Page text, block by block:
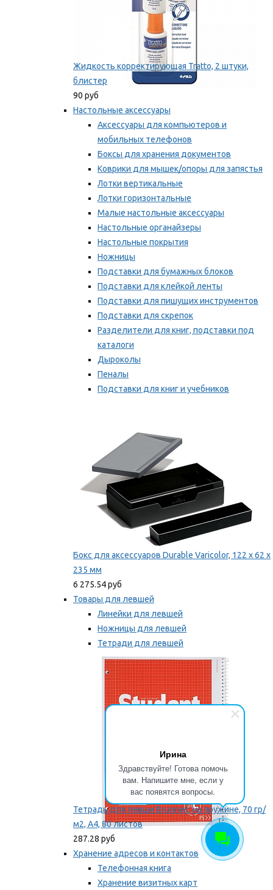
Ирина
Здравствуйте! Готова помочь
вам. Напишите мне, если у
вас появятся вопросы.
Жидкость корректирующая Tratto, 2 штуки,
блистер
90 руб
Настольные аксессуары
Аксессуары для компьютеров и
мобильных телефонов
Боксы для хранения документов
Коврики для мышек/опоры для запястья
Лотки вертикальные
Лотки горизонтальные
Малые настольные аксессуары
Настольные органайзеры
Настольные покрытия
Ножницы
Подставки для бумажных блоков
Подставки для клейкой ленты
Подставки для пишущих инструментов
Подставки для скрепок
Разделители для книг, подставки под
каталоги
Дыроколы
Пеналы
Подставки для книг и учебников
Бокс для аксессуаров Durable Varicolor, 122 x 62 x
235 мм
6 275.54 руб
Товары для левшей
Линейки для левшей
Ножницы для левшей
Тетради для левшей
Точилки для левшей
Мы рекомендуем
Тетрадь для левши Brunnen, на пружине, 70 гр/
м2, А4, 80 листов
287.28 руб
Хранение адресов и контактов
Телефонная книга
Хранение визитных карт